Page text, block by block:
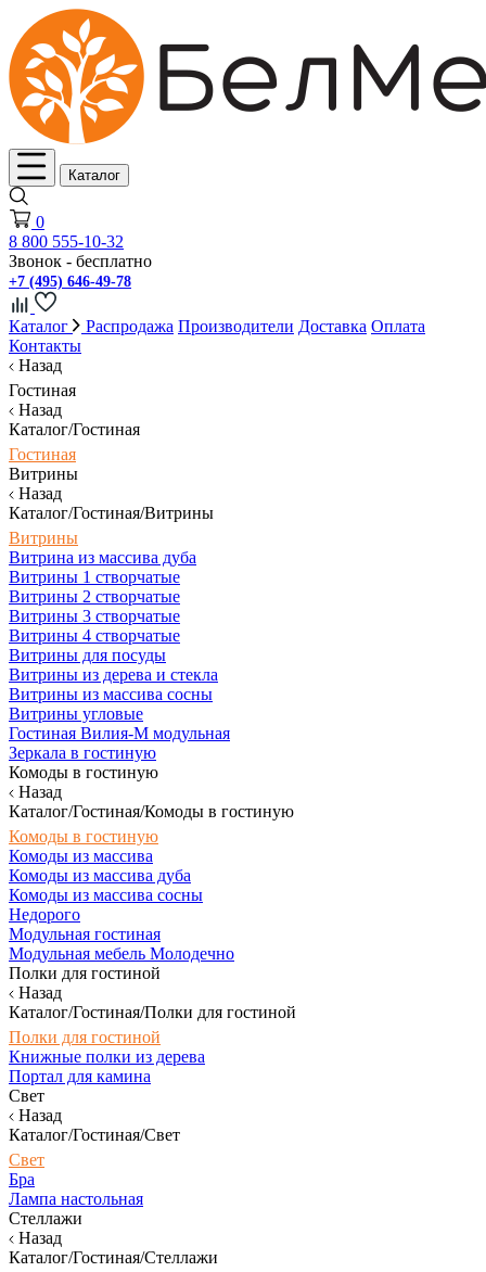
Каталог
0
8 800 555-10-32
Звонок - бесплатно
+7 (495) 646-49-78
Каталог Распродажа Производители Доставка Оплата
Контакты
Назад
Гостиная
Назад
Каталог/Гостиная
Гостиная
Витрины
Назад
Каталог/Гостиная/Витрины
Витрины
Витрина из массива дуба
Витрины 1 створчатые
Витрины 2 створчатые
Витрины 3 створчатые
Витрины 4 створчатые
Витрины для посуды
Витрины из дерева и стекла
Витрины из массива сосны
Витрины угловые
Гостиная Вилия-М модульная
Зеркала в гостиную
Комоды в гостиную
Назад
Каталог/Гостиная/Комоды в гостиную
Комоды в гостиную
Комоды из массива
Комоды из массива дуба
Комоды из массива сосны
Недорого
Модульная гостиная
Модульная мебель Молодечно
Полки для гостиной
Назад
Каталог/Гостиная/Полки для гостиной
Полки для гостиной
Книжные полки из дерева
Портал для камина
Свет
Назад
Каталог/Гостиная/Свет
Свет
Бра
Лампа настольная
Стеллажи
Назад
Каталог/Гостиная/Стеллажи